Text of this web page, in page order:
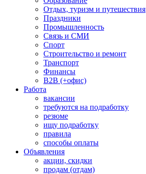
Отдых, туризм и путешествия
Праздники
Промышленность
Связь и СМИ
Спорт
Строительство и ремонт
Транспорт
Финансы
B2B (+офис)
Работа
вакансии
требуются на подработку
резюме
ищу подработку
правила
способы оплаты
Объявления
акции, скидки
продам (отдам)